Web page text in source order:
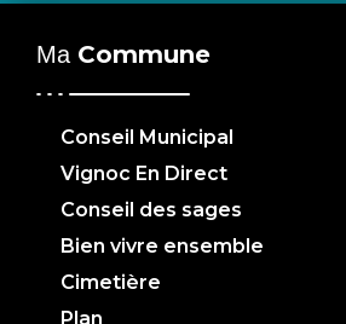
Ma Commune
Conseil Municipal
Vignoc En Direct
Conseil des sages
Bien vivre ensemble
Cimetière
Plan